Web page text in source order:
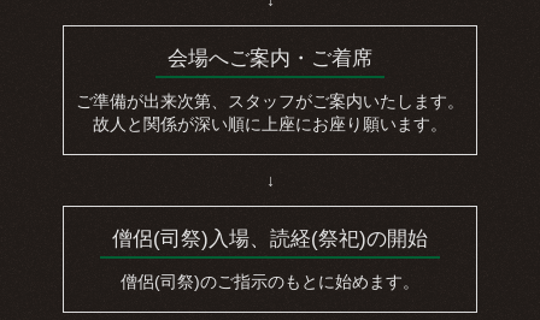
会場へご案内・ご着席
ご準備が出来次第、スタッフがご案内いたします。
故人と関係が深い順に上座にお座り願います。
↓
僧侶(司祭)入場、読経(祭祀)の開始
僧侶(司祭)のご指示のもとに始めます。